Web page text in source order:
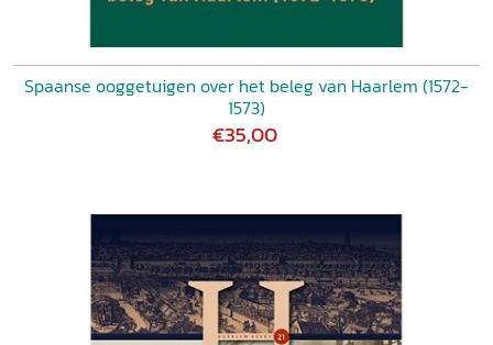
Spaanse ooggetuigen over het beleg van Haarlem (1572-
1573)
€35,00